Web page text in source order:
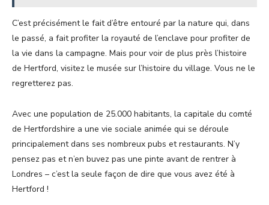
C’est précisément le fait d’être entouré par la nature qui, dans
le passé, a fait profiter la royauté de l’enclave pour profiter de
la vie dans la campagne. Mais pour voir de plus près l’histoire
de Hertford, visitez le musée sur l’histoire du village. Vous ne le
regretterez pas.
Avec une population de 25.000 habitants, la capitale du comté
de Hertfordshire a une vie sociale animée qui se déroule
principalement dans ses nombreux pubs et restaurants. N’y
pensez pas et n’en buvez pas une pinte avant de rentrer à
Londres – c’est la seule façon de dire que vous avez été à
Hertford !